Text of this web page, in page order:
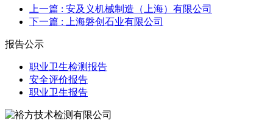
上一篇 : 安及义机械制造（上海）有限公司
下一篇 : 上海磐创石业有限公司
报告公示
职业卫生检测报告
安全评价报告
职业卫生报告